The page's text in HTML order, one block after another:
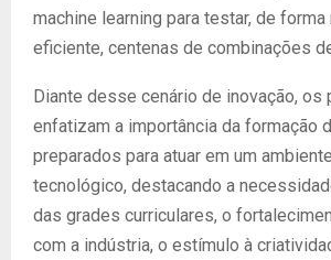
machine learning para testar, de forma
eficiente, centenas de combinações
Diante desse cenário de inovação,
enfatizam a importância da formação
preparados para atuar em um
tecnológico, destacando a
das grades curriculares, o
com a indústria, o estímulo à